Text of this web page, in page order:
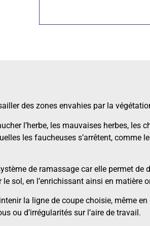
des zones envahies par la
l’herbe, les mauvaises herbes, les
les faucheuses s’arrêtent, comme
de ramassage car elle permet
sol, en l’enrichissant ainsi en matière
la ligne de coupe choisie, même
ou d’irrégularités sur l’aire de travail.